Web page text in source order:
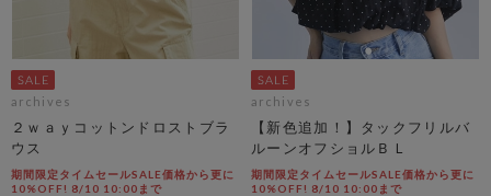
archives
２ｗａｙコットンドロストブラ
ウス
期間限定タイムセールSALE価格から更に
10%OFF! 8/10 10:00まで
archives
【新色追加！】タックフリルバ
ルーンオフショルＢＬ
期間限定タイムセールSALE価格から更に
10%OFF! 8/10 10:00まで